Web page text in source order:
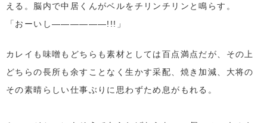
える。脳内で中居くんがベルをチリンチリンと鳴らす。
「おーいし――――――!!!」
カレイも味噌もどちらも素材としては百点満点だが、その上
どちらの長所も余すことなく生かす采配、焼き加減、大将の
その素晴らしい仕事ぶりに思わずため息がもれる。